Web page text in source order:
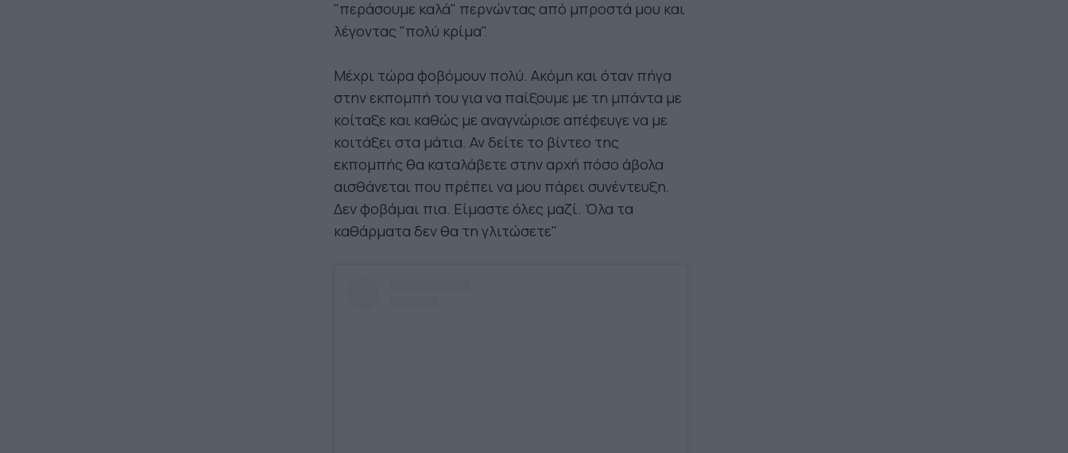
"περάσουμε καλά" περνώντας από μπροστά μου και
λέγοντας "πολύ κρίμα".
Μέχρι τώρα φοβόμουν πολύ. Ακόμη και όταν πήγα
στην εκπομπή του για να παίξουμε με τη μπάντα με
κοίταξε και καθώς με αναγνώρισε απέφευγε να με
κοιτάξει στα μάτια. Αν δείτε το βίντεο της
εκπομπής θα καταλάβετε στην αρχή πόσο άβολα
αισθάνεται που πρέπει να μου πάρει συνέντευξη.
Δεν φοβάμαι πια. Είμαστε όλες μαζί. Όλα τα
καθάρματα δεν θα τη γλιτώσετε"